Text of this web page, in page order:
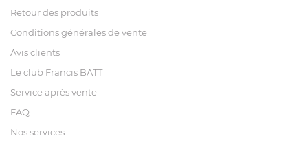
Retour des produits
Conditions générales de vente
Avis clients
Le club Francis BATT
Service après vente
FAQ
Nos services